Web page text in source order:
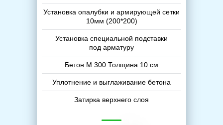
Установка опалубки и армирующей сетки
10мм (200*200)
Установка специальной подставки
под арматуру
Бетон М 300 Толщина 10 см
Уплотнение и выглаживание бетона
Затирка верхнего слоя